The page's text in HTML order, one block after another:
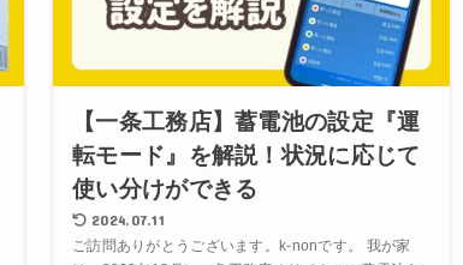
【一条工務店】蓄電池の設定『運
転モード』を解説！状況に応じて
使い分けができる
2024.07.11
ご訪問ありがとうございます。k-nonです。 我が家